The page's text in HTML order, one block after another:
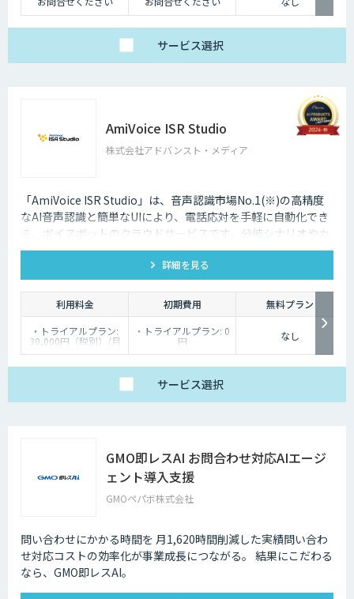
サービス選択
AmiVoice ISR Studio
株式会社アドバンスト・メディア
「AmiVoice ISR Studio」は、音声認識市場No.1(※)の高精度
なAI音声認識と簡単なUIにより、電話応対を手軽に自動化でき
る、ボイスボットのクラウドサービスです。分岐シナリオやカ
スタマイズも可能な音声認識エンジン、電話転送などにより、
さまざまな電話シーンに対応します。※ 出典：合同会社
ecarlate「音声認識市場動向 2024」 音声認識ソフトウェア/ク
ラウドサービス市場
詳細を見る
利用料金 初期費用
無料プラン
・トライアルプラン:
30,000円（税別）/月
・通常プラン：基本料
合わせた価格体系で提
供しています。詳しく
はお問い合わせくださ
・トライアルプラン: 0
円
・通常プラン：お問い
なし
サービス選択
GMO即レスAI お問合わせ対応AIエージ
ェント導入支援
GMOペパボ株式会社
問い合わせにかかる時間を 月1,620時間削減した実績問い合わ
せ対応コストの効率化が事業成長につながる。 結果にこだわる
なら、GMO即レスAI。